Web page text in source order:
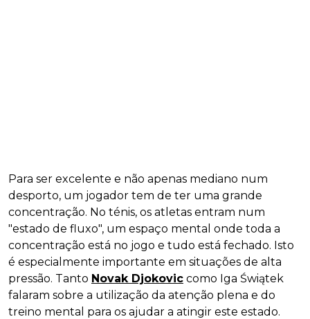
Para ser excelente e não apenas mediano num
desporto, um jogador tem de ter uma grande
concentração. No ténis, os atletas entram num
"estado de fluxo", um espaço mental onde toda a
concentração está no jogo e tudo está fechado. Isto
é especialmente importante em situações de alta
pressão. Tanto Novak Djokovic como Iga Świątek
falaram sobre a utilização da atenção plena e do
treino mental para os ajudar a atingir este estado.